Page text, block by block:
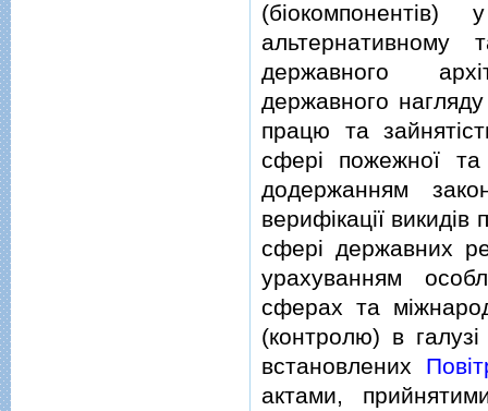
альтернативному
державного
державного
працю та
сферi пожежної та
додержанням
верифiкацiї викидiв
сферi державних
урахуванням
сферах та
(контролю) в
встановлених
актами,